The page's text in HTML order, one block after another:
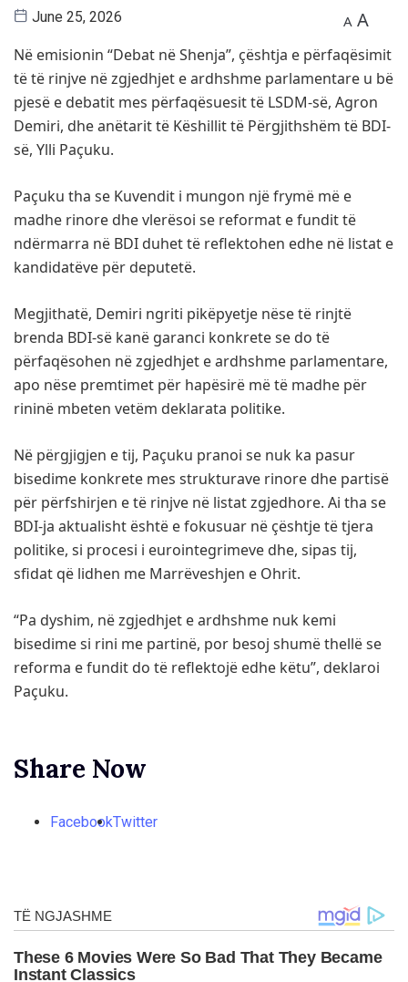
June 25, 2026 A A
Në emisionin “Debat në Shenja”, çështja e përfaqësimit
të të rinjve në zgjedhjet e ardhshme parlamentare u bë
pjesë e debatit mes përfaqësuesit të LSDM-së, Agron
Demiri, dhe anëtarit të Këshillit të Përgjithshëm të BDI-
së, Ylli Paçuku.
Paçuku tha se Kuvendit i mungon një frymë më e
madhe rinore dhe vlerësoi se reformat e fundit të
ndërmarra në BDI duhet të reflektohen edhe në listat e
kandidatëve për deputetë.
Megjithatë, Demiri ngriti pikëpyetje nëse të rinjtë
brenda BDI-së kanë garanci konkrete se do të
përfaqësohen në zgjedhjet e ardhshme parlamentare,
apo nëse premtimet për hapësirë më të madhe për
rininë mbeten vetëm deklarata politike.
Në përgjigjen e tij, Paçuku pranoi se nuk ka pasur
bisedime konkrete mes strukturave rinore dhe partisë
për përfshirjen e të rinjve në listat zgjedhore. Ai tha se
BDI-ja aktualisht është e fokusuar në çështje të tjera
politike, si procesi i eurointegrimeve dhe, sipas tij,
sfidat që lidhen me Marrëveshjen e Ohrit.
“Pa dyshim, në zgjedhjet e ardhshme nuk kemi
bisedime si rini me partinë, por besoj shumë thellë se
reforma e fundit do të reflektojë edhe këtu”, deklaroi
Paçuku.
Share Now
FacebookTwitter